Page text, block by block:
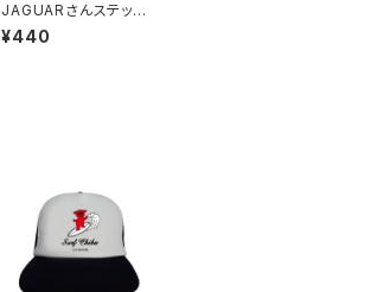
JAGUARさんステッカ
ー（2023-6）
¥440